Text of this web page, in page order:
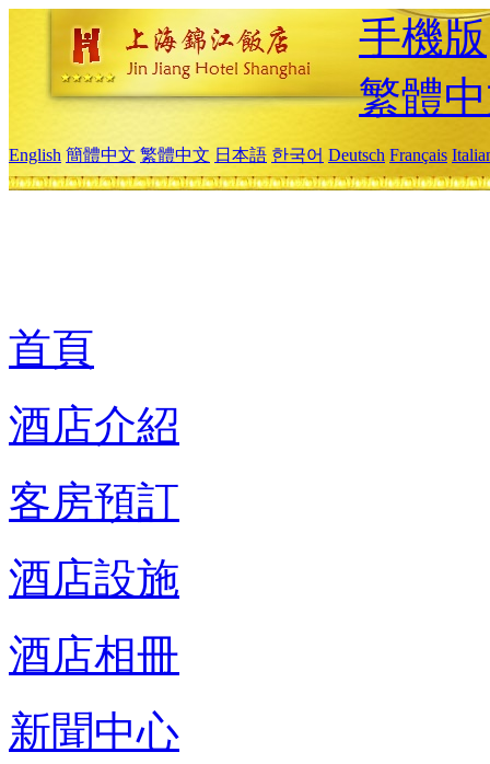
手機版
繁體
English 簡體中文 繁體中文 日本語 한국어 Deutsch Français
首頁
酒店介紹
客房預訂
酒店設施
酒店相冊
新聞中心